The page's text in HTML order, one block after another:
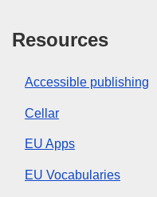
Resources
Accessible publishing
Cellar
EU Apps
EU Vocabularies